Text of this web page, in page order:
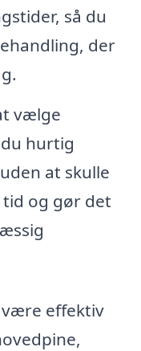
så du
der
vælge
hurtig
at skulle
og gør det
effektiv